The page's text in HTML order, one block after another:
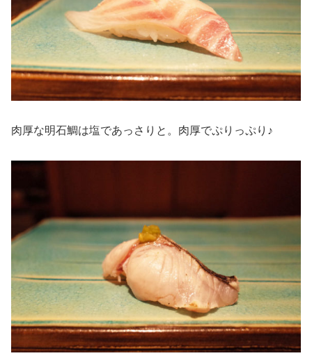
肉厚な明石鯛は塩であっさりと。肉厚でぷりっぷり♪